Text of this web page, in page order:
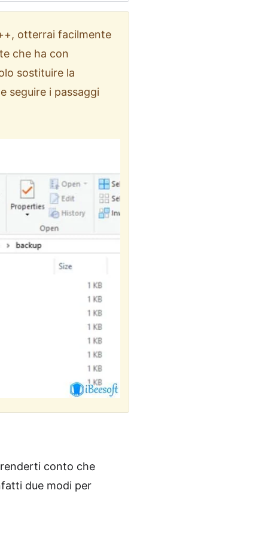
otterrai facilmente
che ha con
sostituire la
seguire i passaggi
conto che
due modi per